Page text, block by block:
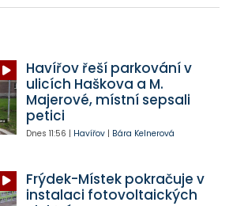
Havířov řeší parkování v
ulicích Haškova a M.
Majerové, místní sepsali
petici
Dnes 11:56 | Havířov| Bára Kelnerová
Frýdek-Místek pokračuje v
instalaci fotovoltaických